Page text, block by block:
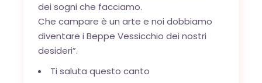
dei sogni che facciamo.
Che campare è un arte e noi dobbiamo
diventare i Beppe Vessicchio dei nostri
desideri”.
Ti saluta questo canto